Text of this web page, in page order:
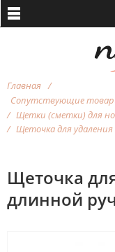
Главная
Сопутствующие
Щетки (сметки) для
Щеточка для
Щеточка
длинной